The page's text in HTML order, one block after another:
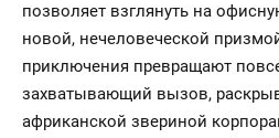
позволяет взглянуть на
новой, нечеловеческой
приключения превращают
захватывающий вызов,
африканской звериной